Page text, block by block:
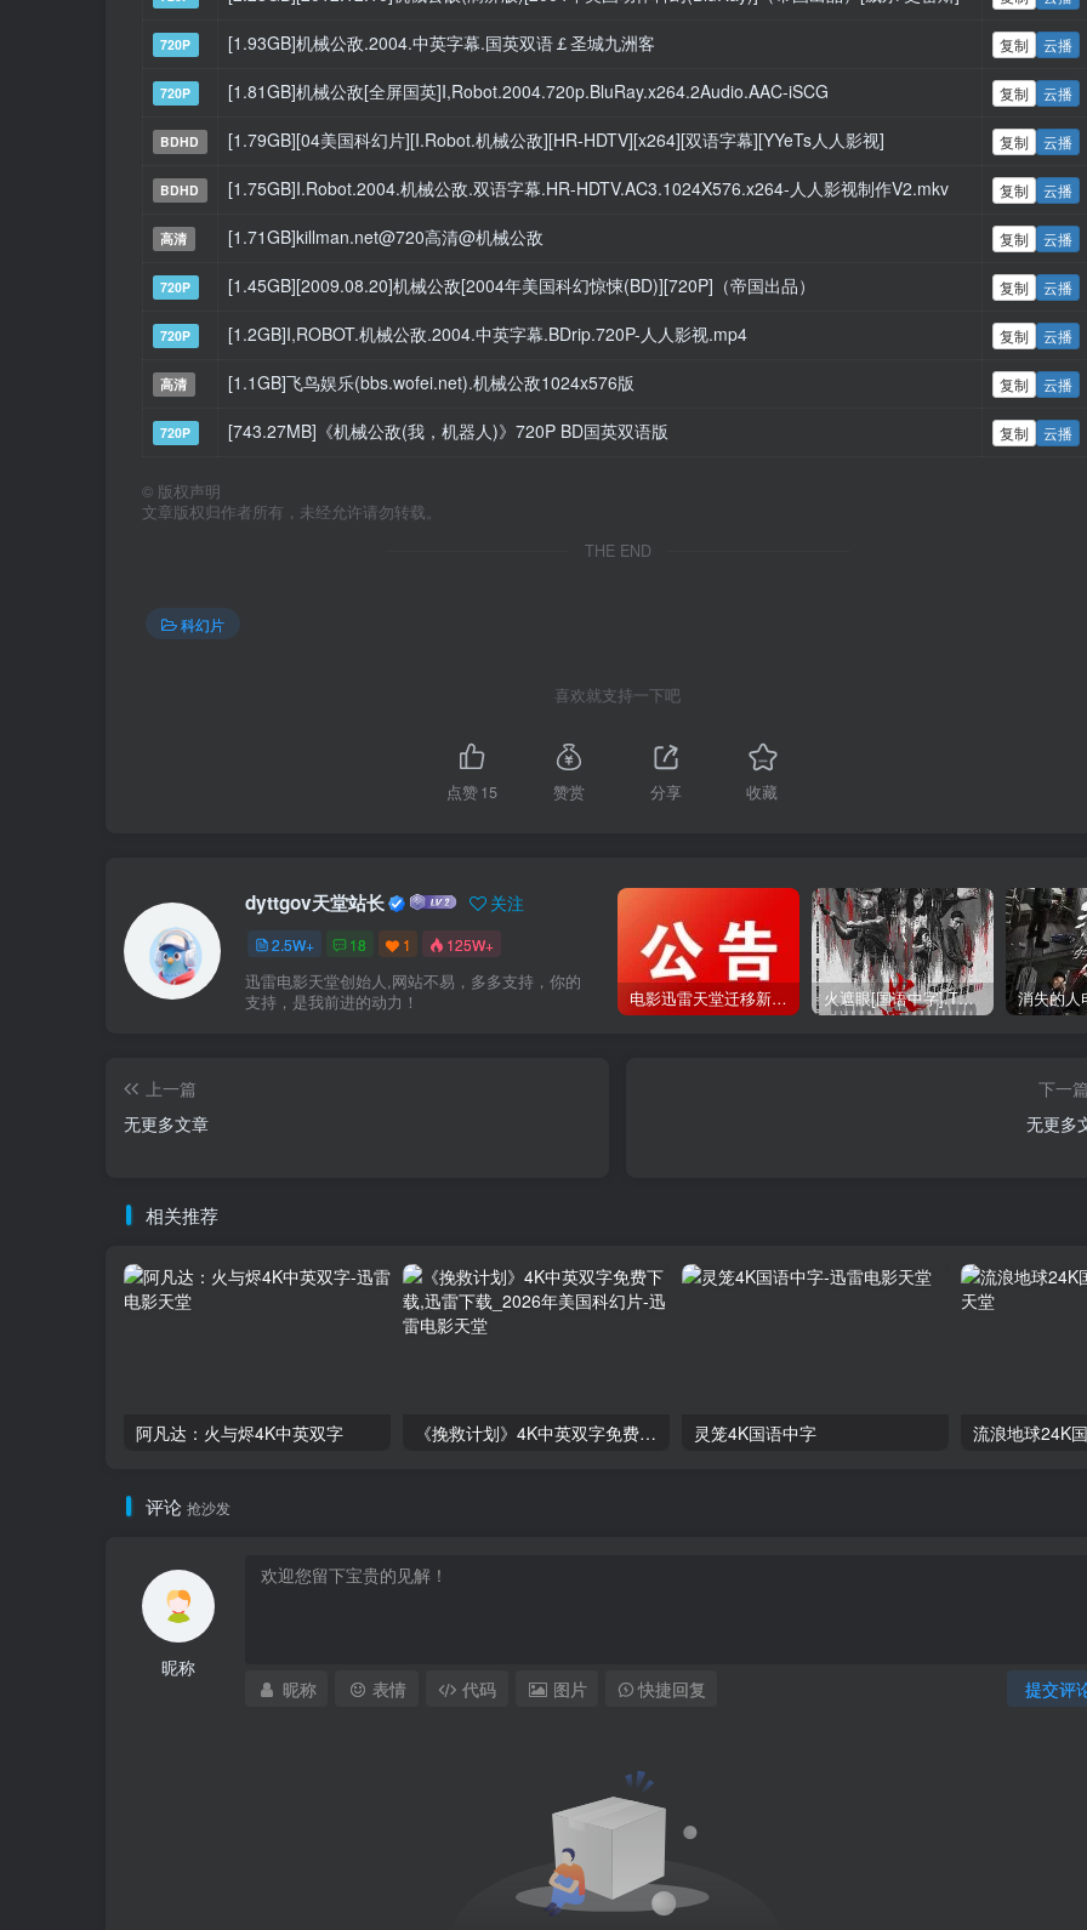
720P [1.93GB]机械公敌.2004.中英字幕.国英双语￡圣城九洲客 复制 云播
720P [1.81GB]机械公敌[全屏国英]I,Robot.2004.720p.BluRay.x264.2Audio.AAC-iSCG 复制 云播
BDHD [1.79GB][04美国科幻片][I.Robot.机械公敌][HR-HDTV][x264][双语字幕][YYeTs人人影视] 复制 云播
BDHD [1.75GB]I.Robot.2004.机械公敌.双语字幕.HR-HDTV.AC3.1024X576.x264-人人影视制作V2.mkv 复制 云播
高清 [1.71GB]killman.net@720高清@机械公敌 复制 云播
720P [1.45GB][2009.08.20]机械公敌[2004年美国科幻惊悚(BD)][720P]（帝国出品） 复制 云播
720P [1.2GB]I,ROBOT.机械公敌.2004.中英字幕.BDrip.720P-人人影视.mp4 复制 云播
高清 [1.1GB]飞鸟娱乐(bbs.wofei.net).机械公敌1024x576版 复制 云播
720P [743.27MB]《机械公敌(我，机器人)》720P BD国英双语版 复制 云播
© 版权声明
文章版权归作者所有，未经允许请勿转载。
THE END
科幻片
喜欢就支持一下吧
点赞15 赞赏 分享 收藏
dyttgov天堂站长 关注
2.5W+ 18 1 125W+
迅雷电影天堂创始人,网站不易，多多支持，你的
支持，是我前进的动力！
电影迅雷天堂迁移新服务器,正常更新，维护完毕! 火遮眼[国语中字].The.Furious.2026.1080p+2160p高清下载
上一篇
无更多文章
下一篇
无更多
相关推荐
阿凡达：火与烬4K中英双字 《挽救计划》4K中英双字免费下载,迅雷下载_2026年美国科幻片 灵笼4K国语中字 流浪地球24K国
评论 抢沙发
昵称
提交评
昵称 表情 代码 图片 快捷回复